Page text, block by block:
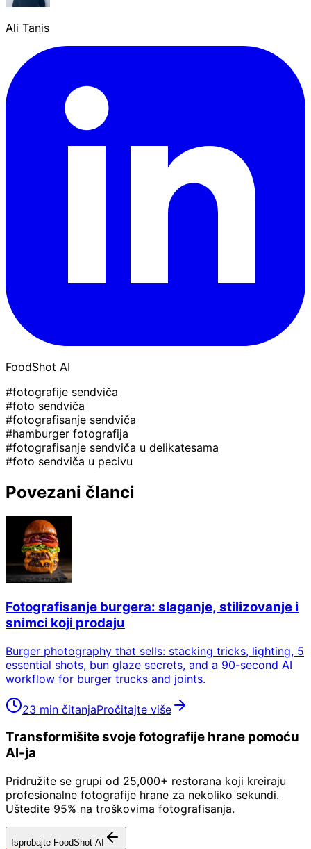
Ali Tanis
FoodShot AI
#fotografije sendviča
#foto sendviča
#fotografisanje sendviča
#hamburger fotografija
#fotografisanje sendviča u delikatesama
#foto sendviča u pecivu
Povezani članci
Fotografisanje burgera: slaganje, stilizovanje i
snimci koji prodaju
Burger photography that sells: stacking tricks, lighting, 5
essential shots, bun glaze secrets, and a 90-second AI
workflow for burger trucks and joints.
23 min čitanjaPročitajte više
Transformišite svoje fotografije hrane pomoću
AI-ja
Pridružite se grupi od 25,000+ restorana koji kreiraju
profesionalne fotografije hrane za nekoliko sekundi.
Uštedite 95% na troškovima fotografisanja.
Isprobajte FoodShot AI